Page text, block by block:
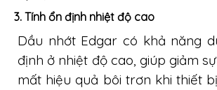
3. Tính ổn định nhiệt độ cao
Dầu nhớt Edgar có khả năng
định ở nhiệt độ cao, giúp giảm
mất hiệu quả bôi trơn khi thiết